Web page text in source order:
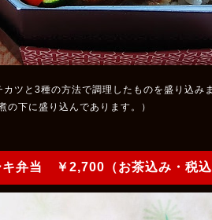
ツと3種の方法で調理したものを盛り込み
下に盛り込んであります。）
キ弁当 ￥2,700（お茶込み・税